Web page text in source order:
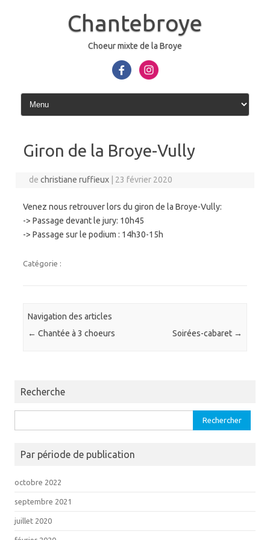
Chantebroye
Choeur mixte de la Broye
Giron de la Broye-Vully
dechristiane ruffieux 23 février 2020
Venez nous retrouver lors du giron de la Broye-Vully:
-> Passage devant le jury: 10h45
-> Passage sur le podium : 14h30-15h
Catégorie :
Navigation des articles
← Chantée à 3 choeurs Soirées-cabaret →
Recherche
Par période de publication
octobre 2022
septembre 2021
juillet 2020